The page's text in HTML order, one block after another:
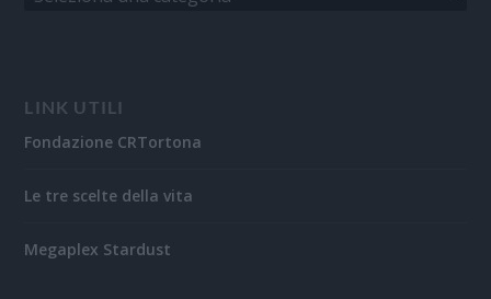
LINK UTILI
Fondazione CRTortona
Le tre scelte della vita
Megaplex Stardust